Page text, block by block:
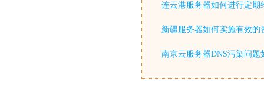
连云港服务器如何进行定期
新疆服务器如何实施有效的
南京云服务器DNS污染问题